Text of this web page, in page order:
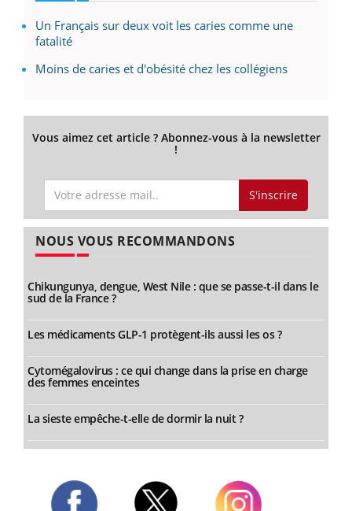
Un Français sur deux voit les caries comme une
fatalité
Moins de caries et d'obésité chez les collégiens
Vous aimez cet article ? Abonnez-vous à la newsletter
!
S'inscrire
NOUS VOUS RECOMMANDONS
Chikungunya, dengue, West Nile : que se passe-t-il dans le
sud de la France ?
Les médicaments GLP-1 protègent-ils aussi les os ?
Cytomégalovirus : ce qui change dans la prise en charge
des femmes enceintes
La sieste empêche-t-elle de dormir la nuit ?